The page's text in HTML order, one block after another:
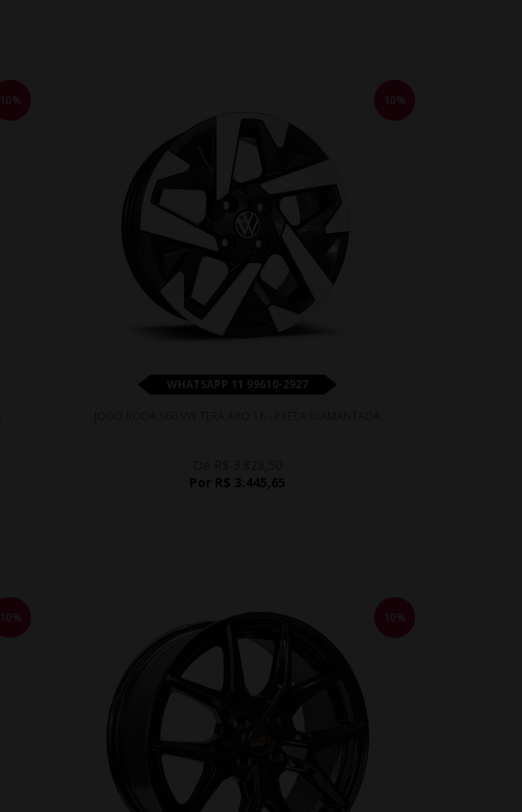
WHATSAPP 11 99610-2927
Por R$ 3.445,65